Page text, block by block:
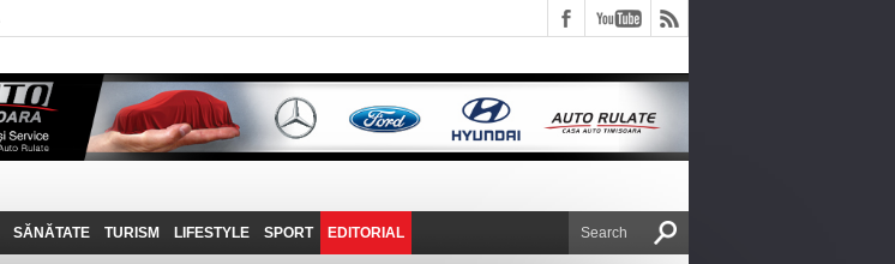
SĂNĂTATE TURISM LIFESTYLE SPORT EDITORIAL